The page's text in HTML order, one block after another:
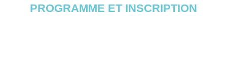
PROGRAMME ET INSCRIPTION